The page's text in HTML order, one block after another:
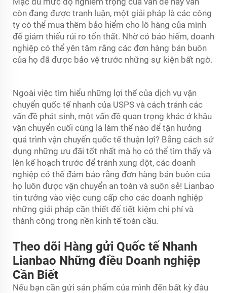
còn đang được tranh luận, một giải pháp là các công
ty có thể mua thêm bảo hiểm cho lô hàng của mình
để giảm thiểu rủi ro tổn thất. Nhờ có bảo hiểm, doanh
nghiệp có thể yên tâm rằng các đơn hàng bán buôn
của họ đã được bảo vệ trước những sự kiện bất ngờ.
Ngoài việc tìm hiểu những lợi thế của dịch vụ vận
chuyển quốc tế nhanh của USPS và cách tránh các
vấn đề phát sinh, một vấn đề quan trọng khác ở khâu
vận chuyển cuối cùng là làm thế nào để tận hưởng
quá trình vận chuyển quốc tế thuận lợi? Bằng cách sử
dụng những ưu đãi tốt nhất mà họ có thể tìm thấy và
lên kế hoạch trước để tránh xung đột, các doanh
nghiệp có thể đảm bảo rằng đơn hàng bán buôn của
họ luôn được vận chuyển an toàn và suôn sẻ! Lianbao
tin tưởng vào việc cung cấp cho các doanh nghiệp
những giải pháp cần thiết để tiết kiệm chi phí và
thành công trong nền kinh tế toàn cầu.
Theo dõi Hàng gửi Quốc tế Nhanh
Lianbao Những điều Doanh nghiệp
Cần Biết
Nếu bạn cần gửi sản phẩm của mình đến bất kỳ đâu